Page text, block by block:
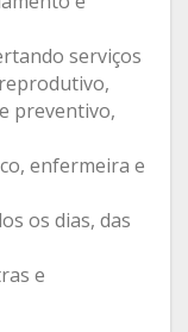
serviços
preventivo,
enfermeira e
os dias, das
e